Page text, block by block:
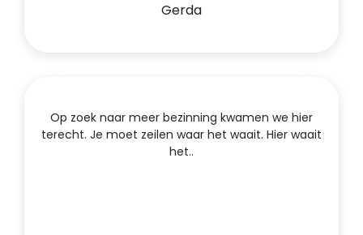
Gerda
Op zoek naar meer bezinning kwamen we hier
terecht. Je moet zeilen waar het waait. Hier waait
het..